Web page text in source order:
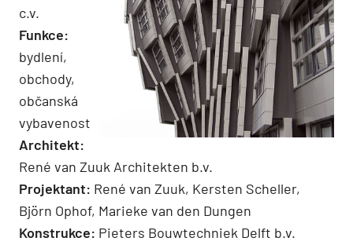
c.v.
Funkce:
bydlení,
obchody,
občanská
vybavenost
Architekt:
René van Zuuk Architekten b.v.
Projektant: René van Zuuk, Kersten Scheller,
Björn Ophof, Marieke van den Dungen
Konstrukce: Pieters Bouwtechniek Delft b.v.